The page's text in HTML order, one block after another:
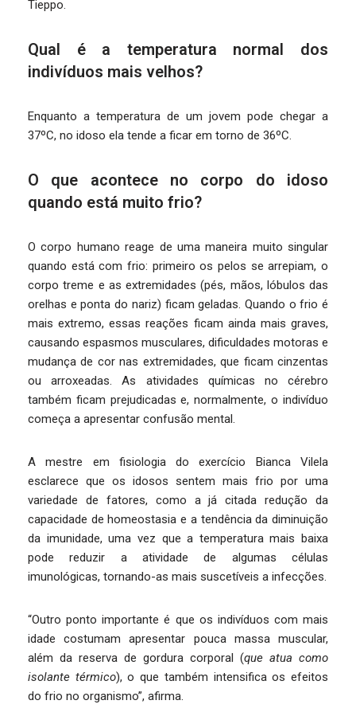
Tieppo.
Qual é a temperatura normal dos
indivíduos mais velhos?
Enquanto a temperatura de um jovem pode chegar a
37ºC, no idoso ela tende a ficar em torno de 36ºC.
O que acontece no corpo do idoso
quando está muito frio?
O corpo humano reage de uma maneira muito singular
quando está com frio: primeiro os pelos se arrepiam, o
corpo treme e as extremidades (pés, mãos, lóbulos das
orelhas e ponta do nariz) ficam geladas. Quando o frio é
mais extremo, essas reações ficam ainda mais graves,
causando espasmos musculares, dificuldades motoras e
mudança de cor nas extremidades, que ficam cinzentas
ou arroxeadas. As atividades químicas no cérebro
também ficam prejudicadas e, normalmente, o indivíduo
começa a apresentar confusão mental.
A mestre em fisiologia do exercício Bianca Vilela
esclarece que os idosos sentem mais frio por uma
variedade de fatores, como a já citada redução da
capacidade de homeostasia e a tendência da diminuição
da imunidade, uma vez que a temperatura mais baixa
pode reduzir a atividade de algumas células
imunológicas, tornando-as mais suscetíveis a infecções.
“Outro ponto importante é que os indivíduos com mais
idade costumam apresentar pouca massa muscular,
além da reserva de gordura corporal (que atua como
isolante térmico), o que também intensifica os efeitos
do frio no organismo”, afirma.